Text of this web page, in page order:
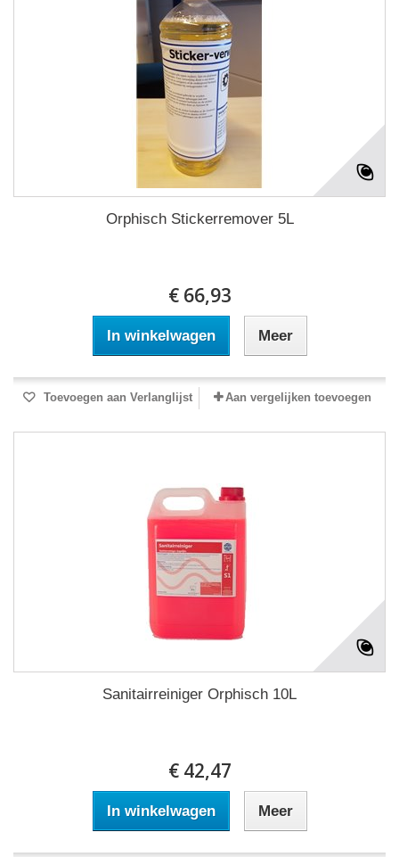
Orphisch Stickerremover 5L
€ 66,93
In winkelwagen Meer
Toevoegen aan Verlanglijst Aan vergelijken toevoegen
Sanitairreiniger Orphisch 10L
€ 42,47
In winkelwagen Meer